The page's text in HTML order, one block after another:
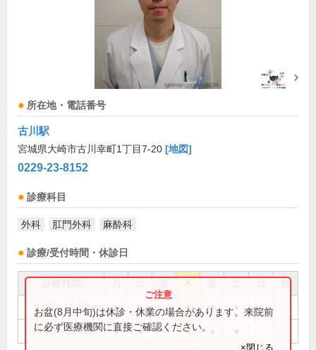
所在地・電話番号
古川駅
宮城県大崎市古川幸町1丁目7-20 [地図]
0229-23-8152
診療科目
外科 肛門外科 麻酔科
診療/受付時間・休診日
祝
9:00～11:30 ● ● ● ●
14:00～16:30 ● ● ●
お盆(8月中旬)は休診・休業の場合があります。来院前
に必ず医療機関に直接ご確認ください。
×閉じる